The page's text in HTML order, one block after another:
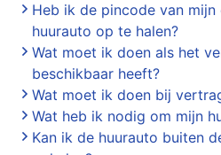
Heb ik de pincode van
huurauto op te halen?
Wat moet ik doen als het
beschikbaar heeft?
Wat moet ik doen bij
Wat heb ik nodig om mijn
Kan ik de huurauto buiten